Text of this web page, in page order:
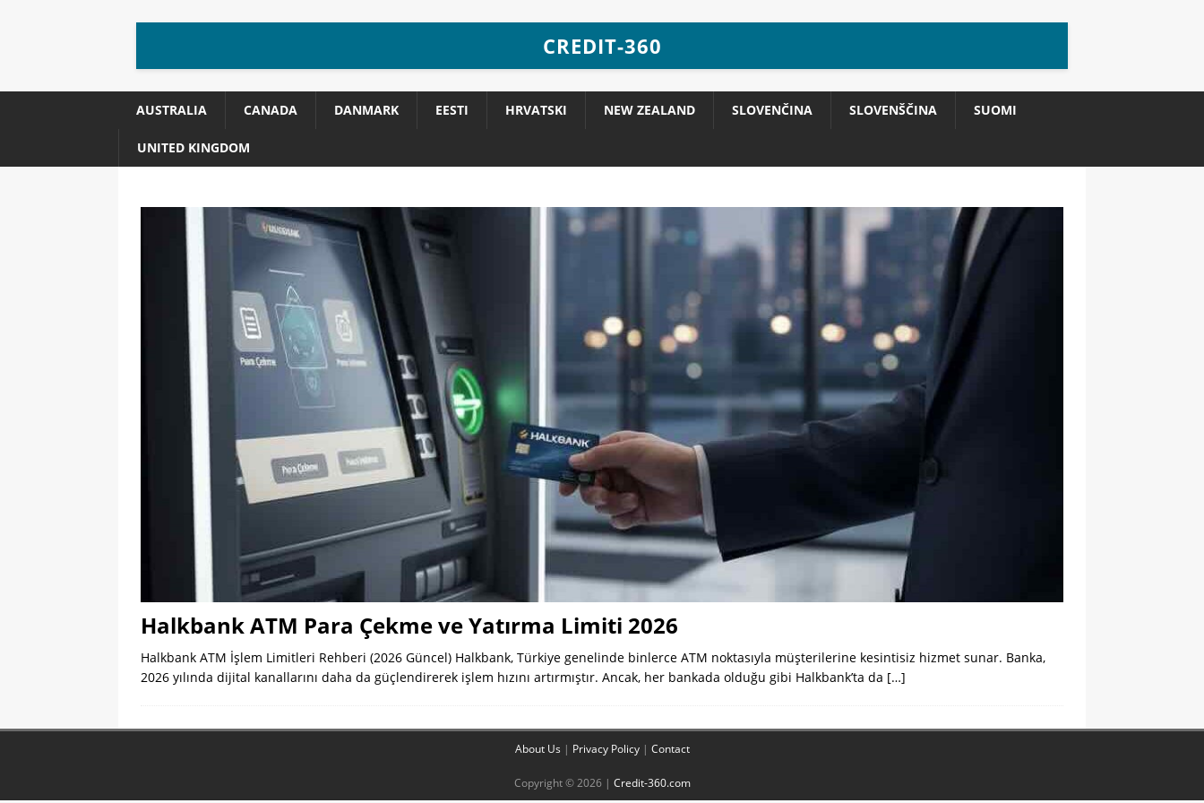
CREDIT-360
AUSTRALIA CANADA DANMARK EESTI HRVATSKI NEW ZEALAND SLOVENČINA SLOVENŠČINA SUOMI
UNITED KINGDOM
Halkbank ATM Para Çekme ve Yatırma Limiti 2026
Halkbank ATM İşlem Limitleri Rehberi (2026 Güncel) Halkbank, Türkiye genelinde binlerce ATM noktasıyla müşterilerine kesintisiz hizmet sunar. Banka,
2026 yılında dijital kanallarını daha da güçlendirerek işlem hızını artırmıştır. Ancak, her bankada olduğu gibi Halkbank’ta da […]
About Us | Privacy Policy| Contact
Copyright © 2026 | Credit-360.com